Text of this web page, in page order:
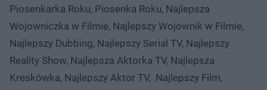
Piosenkarka Roku, Piosenka Roku, Najlepsza
Wojowniczka w Filmie, Najlepszy Wojownik w Filmie,
Najlepszy Dubbing, Najlepszy Serial TV, Najlepszy
Reality Show, Najlepsza Aktorka TV, Najlepsza
Kreskówka, Najlepszy Aktor TV, Najlepszy Film,